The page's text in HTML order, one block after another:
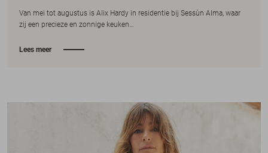
Van mei tot augustus is Alix Hardy in residentie bij Sessùn Alma, waar
zij een precieze en zonnige keuken…
Lees meer